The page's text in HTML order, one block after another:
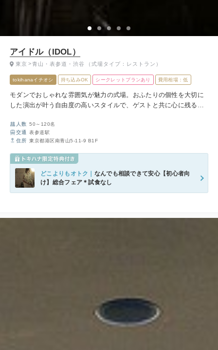
アイドル（IDOL）
tokihanaイチオシ 持ち込みOK シークレットプランあり 費用相場：低
モダンでおしゃれな雰囲気が魅力の式場。おふたりの個性を大切に
した演出が叶う自由度の高いスタイルで、ゲストと共に心に残る温
東京 青山・表参道・渋谷 （式場タイプ：レストラン）
人数 50～120名
交通
表参道駅
住所 東京都港区南青山5-11-9 B1F
どこよりもオトク｜ なんでも相談できて安心【初心者向
け】総合フェア＊試食なし